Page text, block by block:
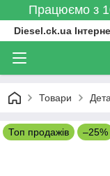
Працюємо з
Diesel.ck.ua
Товари
Топ продажів –25%